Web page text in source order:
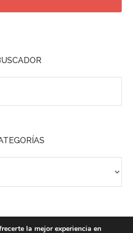
la mejor experiencia en